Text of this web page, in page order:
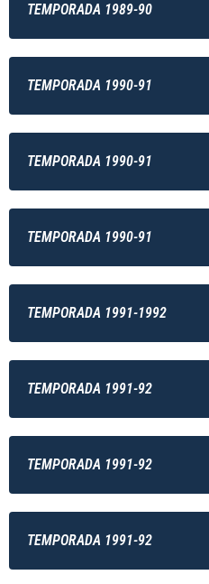
TEMPORADA 1989-90
TEMPORADA 1990-91
TEMPORADA 1990-91
TEMPORADA 1990-91
TEMPORADA 1991-1992
TEMPORADA 1991-92
TEMPORADA 1991-92
TEMPORADA 1991-92